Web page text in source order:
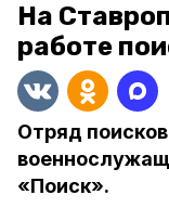
На
работе
Отряд
«Поиск».